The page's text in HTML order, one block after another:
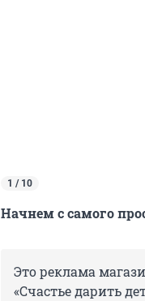
1 / 10
Начнем с самого
Это реклама
«Счастье дарить